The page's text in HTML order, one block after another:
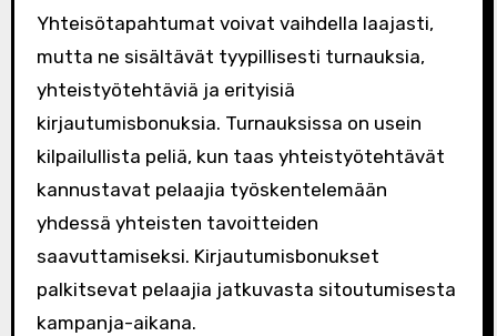
Yhteisötapahtumat voivat vaihdella laajasti,
mutta ne sisältävät tyypillisesti turnauksia,
yhteistyötehtäviä ja erityisiä
kirjautumisbonuksia. Turnauksissa on usein
kilpailullista peliä, kun taas yhteistyötehtävät
kannustavat pelaajia työskentelemään
yhdessä yhteisten tavoitteiden
saavuttamiseksi. Kirjautumisbonukset
palkitsevat pelaajia jatkuvasta sitoutumisesta
kampanja-aikana.